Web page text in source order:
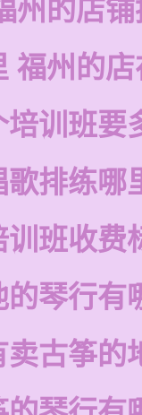
州的店
福州的
培训班要
排练哪
训班收费
琴行有
古筝的